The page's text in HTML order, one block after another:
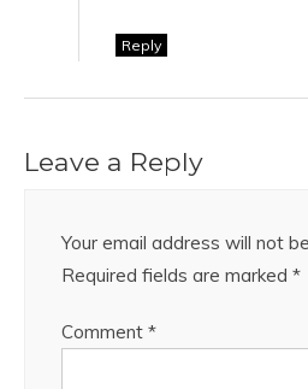
Reply
Leave a Reply
Your email address will not
Required fields are marked *
Comment *